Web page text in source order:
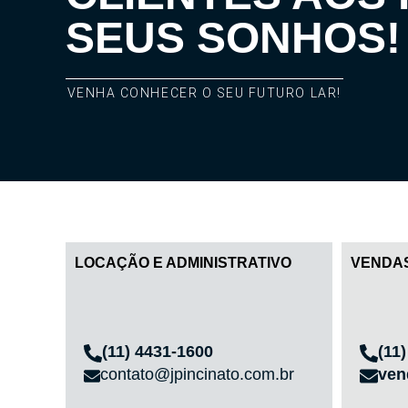
SEUS SONHOS!
VENHA CONHECER O SEU FUTURO LAR!
LOCAÇÃO E ADMINISTRATIVO
(11) 4431-1600
contato@jpincinato.com.br